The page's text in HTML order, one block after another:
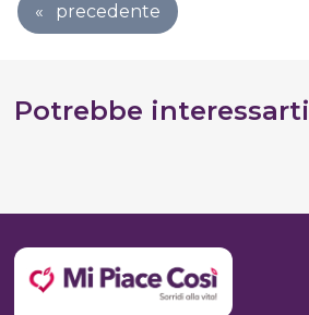
« precedente
Potrebbe interessarti